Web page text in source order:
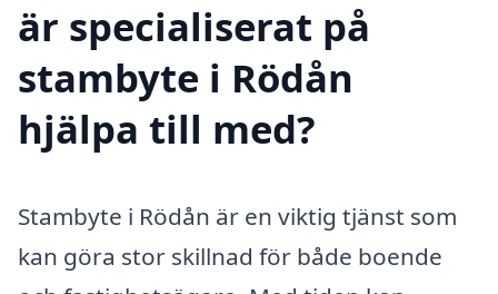
är specialiserat på
stambyte i Rödån
hjälpa till med?
Stambyte i Rödån är en viktig tjänst som
kan göra stor skillnad för både boende